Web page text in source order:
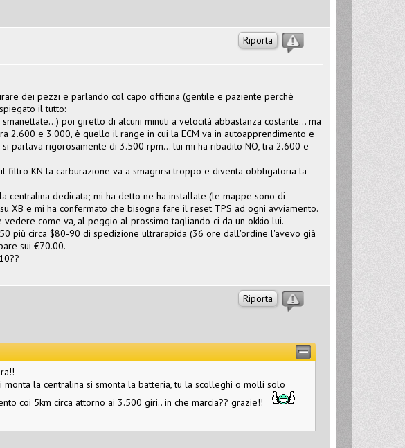
Riporta
dei pezzi e parlando col capo officina (gentile e paziente perchè
il tutto:
poi giretto di alcuni minuti a velocità abbastanza costante... ma
2.600 e 3.000, è quello il range in cui la ECM va in autoapprendimento e
parlava rigorosamente di 3.500 rpm... lui mi ha ribadito NO, tra 2.600 e
filtro KN la carburazione va a smagrirsi troppo e diventa obbligatoria la
centralina dedicata; mi ha detto ne ha installate (le mappe sono di
XB e mi ha confermato che bisogna fare il reset TPS ad ogni avviamento.
come va, al peggio al prossimo tagliando ci da un okkio lui.
più circa $80-90 di spedizione ultrarapida (36 ore dall'ordine l'avevo già
sui €70.00.
Riporta
la centralina si smonta la batteria, tu la scolleghi o molli solo
coi 5km circa attorno ai 3.500 giri.. in che marcia?? grazie!!